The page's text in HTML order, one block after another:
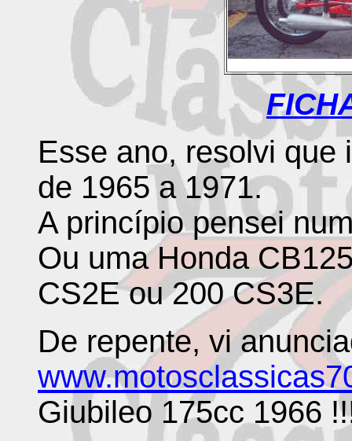
Esse ano, resolvi que
de 1965 a 1971.
A princípio pensei
Ou uma Honda
CS2E ou 200 CS3E.
De repente, vi
Giubileo 175cc 1966